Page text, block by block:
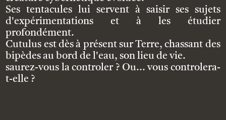
a
v
e
:
Ses tentacules lui servent à saisir ses sujets
d'expérimentations et à les étudier
profondément.
Cutulus est dès à présent sur Terre, chassant des
bipèdes au bord de l'eau, son lieu de vie.
saurez-vous la controler ? Ou... vous controlera-
t-elle ?